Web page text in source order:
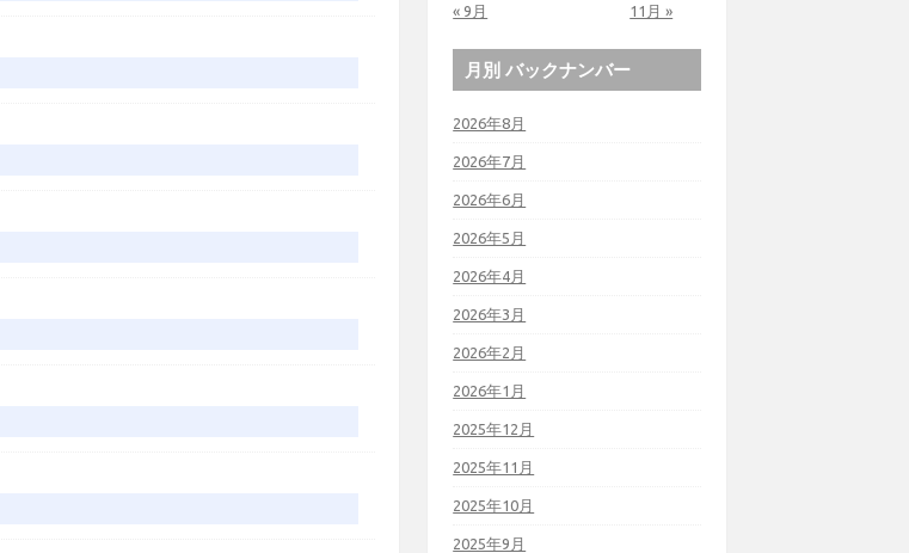
« 9月 11月 »
月別 バックナンバー
2026年8月
2026年7月
2026年6月
2026年5月
2026年4月
2026年3月
2026年2月
2026年1月
2025年12月
2025年11月
2025年10月
2025年9月